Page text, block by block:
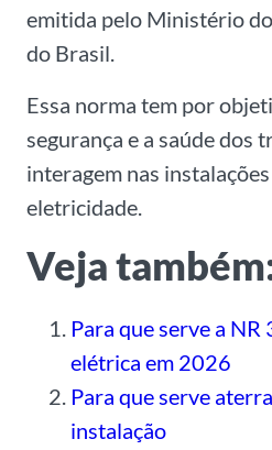
emitida pelo Ministério
do Brasil.
Essa norma tem por
segurança e a saúde dos
interagem nas
eletricidade.
Veja
Para que serve a
elétrica em 2026
Para que serve
instalação